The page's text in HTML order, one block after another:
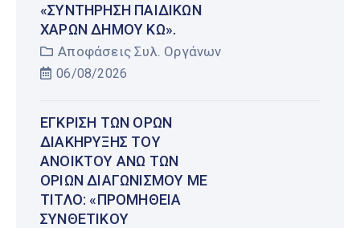
«ΣΥΝΤΉΡΗΣΗ ΠΑΙΔΙΚΏΝ
ΧΑΡΏΝ ΔΉΜΟΥ ΚΩ».
Αποφάσεις Συλ. Οργάνων
06/08/2026
ΈΓΚΡΙΣΗ ΤΩΝ ΌΡΩΝ
ΔΙΑΚΉΡΥΞΗΣ ΤΟΥ
ΑΝΟΙΚΤΟΎ ΆΝΩ ΤΩΝ
ΟΡΊΩΝ ΔΙΑΓΩΝΙΣΜΟΎ ΜΕ
ΤΊΤΛΟ: «ΠΡΟΜΉΘΕΙΑ
ΣΥΝΘΕΤΙΚΟΎ